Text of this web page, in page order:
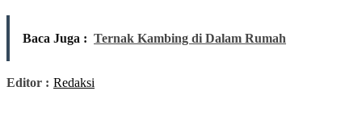
Baca Juga : Ternak Kambing di Dalam Rumah
Editor : Redaksi